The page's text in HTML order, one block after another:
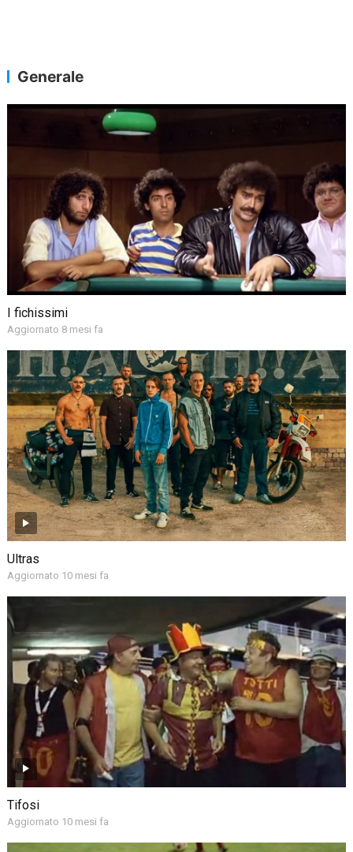
Generale
I fichissimi
Aggiornato 8 mesi fa
Ultras
Aggiornato 10 mesi fa
Tifosi
Aggiornato 10 mesi fa